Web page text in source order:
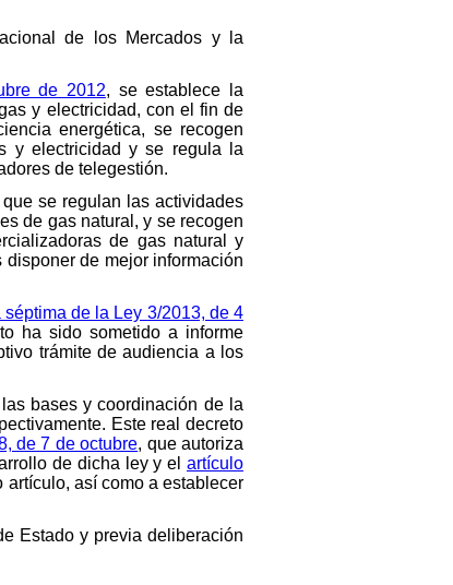
de los Mercados y la
de 2012, se establece la
y electricidad, con el fin de
energética, se recogen
y electricidad y se regula la
de telegestión.
se regulan las actividades
de gas natural, y se recogen
de gas natural y
de mejor información
de la Ley 3/2013, de 4
ha sido sometido a informe
trámite de audiencia a los
bases y coordinación de la
Este real decreto
de 7 de octubre, que autoriza
de dicha ley y el artículo
así como a establecer
Estado y previa deliberación